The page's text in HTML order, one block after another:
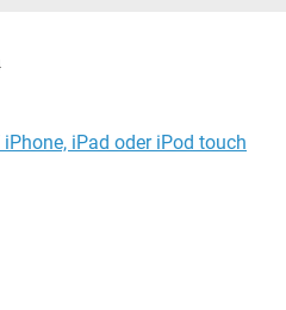
iPad oder iPod touch